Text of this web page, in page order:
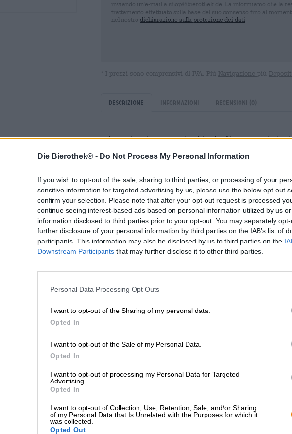
Die Bierothek® - Do Not Process My Personal Information
If you wish to opt-out of the sale, sharing to third parties, or processing of your
sensitive information for targeted advertising by us, please use the below opt-out
confirm your selection. Please note that after your opt-out request is processed
continue seeing interest-based ads based on personal information utilized by us
information disclosed to third parties prior to your opt-out. You may separately
further disclosure of your personal information by third parties on the IAB’s list of
participants. This information may also be disclosed by us to third parties on the
Downstream Participants that may further disclose it to other third parties.
Personal Data Processing Opt Outs
I want to opt-out of the Sharing of my personal data.
Opted In
I want to opt-out of the Sale of my Personal Data.
Opted In
I want to opt-out of processing my Personal Data for Targeted
Advertising.
Opted In
I want to opt-out of Collection, Use, Retention, Sale, and/or Sharing
of my Personal Data that Is Unrelated with the Purposes for which it
was collected.
Opted Out
inviando un'e-mail a shop@bierothek.de. La informiamo che la
trattamento effettuato sulla base del suo consenso fino al
nel nostro dichiarazione sulla protezione dei dati
* I prezzi sono comprensivi di IVA. Più Navigazione più
Descrizione Informazioni Recensioni (0)
La migliore birra scura è in Irlanda. Almeno questo è
Lo stile classico della birra è il loro orgoglio e la loro
ora un nuovo arrivato sfacciato sta entrando in scena
birrificio BrewDog vuole detronizzare la birra irlandese
attira l’attenzione con il suo profondo colore mogano,
complesso.
Utilizzando tecnologie di produzione della birra
birrificio vuole catapultare il classico nel 21° secolo.
Crystal fortemente tostati conferiscono alla birra la sua
vellutata.
Black Heart scorre nel bicchiere in marrone caffè scuro
schiuma avorio. Un lussuoso bouquet di chicchi di
riempie l’aria e ti invita a bere. L’esame gustativo
cioccolato fondente, cacao caldo, espresso agrodolce
sorprendentemente mite del 4,1% è abilmente integrata
Guinness & Co. possono scaldarsi, ecco una slim
BIRRA
shop@bierothek.de
Du willst größere
günstiger